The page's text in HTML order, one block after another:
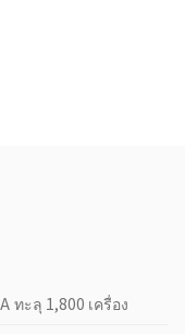
ทะลุ 1,800 เครื่อง